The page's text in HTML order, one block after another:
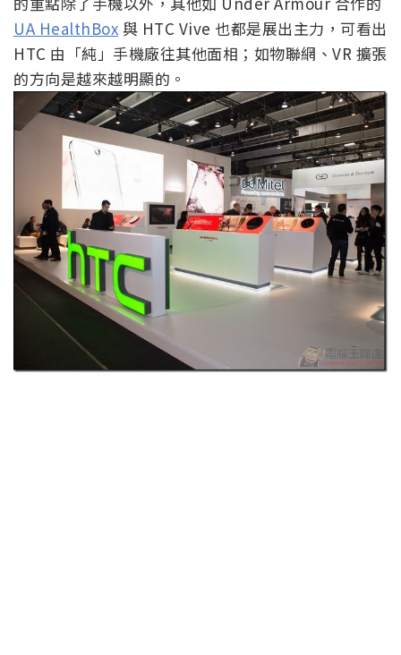
UA HealthBox 與 HTC Vive 也都是展出主力，可看出
HTC 由「純」手機廠往其他面相；如物聯網、VR 擴張
的方向是越來越明顯的。